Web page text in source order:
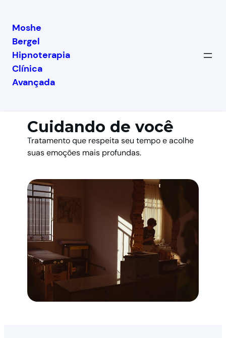
Moshe
Bergel
Hipnoterapia
Clínica
Avançada
Cuidando de você
Tratamento que respeita seu tempo e acolhe
suas emoções mais profundas.